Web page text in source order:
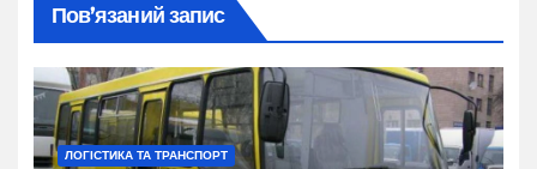
Пов’язаний запис
ЛОГІСТИКА ТА ТРАНСПОРТ